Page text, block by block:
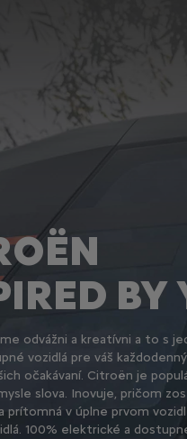
BY
odvážni a kreatívni a to s
vozidlá pre váš
očakávaní. Citroën je
slova. Inovuje, pričom
prítomná v úplne prvom
100% elektrické a